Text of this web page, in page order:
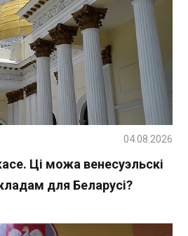
Ці можа венесуэльскі
для Беларусі?
04.08.2026